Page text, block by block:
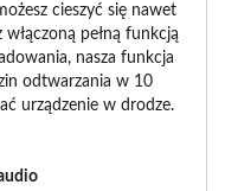
cieszyć się nawet
pełną funkcją
nasza funkcja
odtwarzania w 10
urządzenie w drodze.